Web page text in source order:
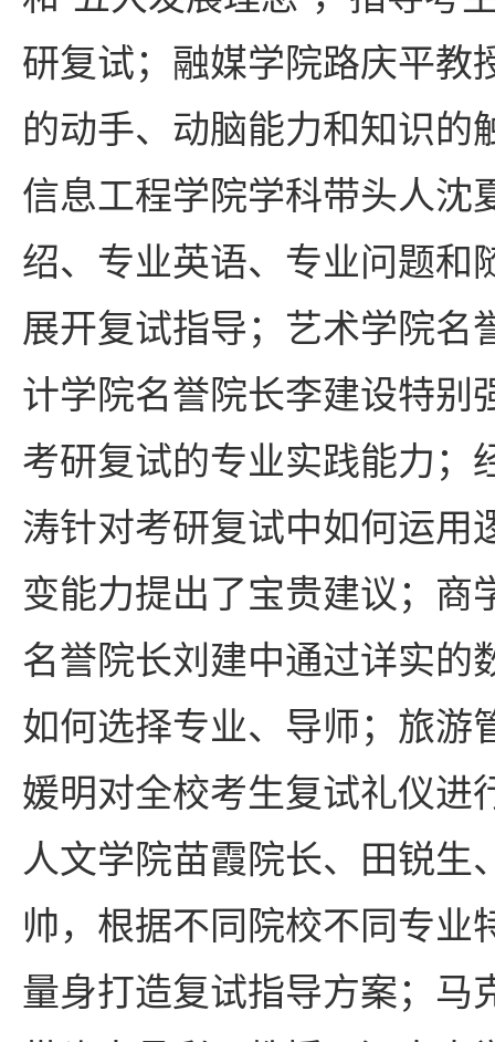
研复试；融媒学院路庆平教
的动手、动脑能力和知识的
信息工程学院学科带头人沈
绍、专业英语、专业问题和
展开复试指导；艺术学院名
计学院名誉院长李建设特别
考研复试的专业实践能力；
涛针对考研复试中如何运用
变能力提出了宝贵建议；商
名誉院长刘建中通过详实的
如何选择专业、导师；旅游
媛明对全校考生复试礼仪进
人文学院苗霞院长、田锐生
帅，根据不同院校不同专业
量身打造复试指导方案；马